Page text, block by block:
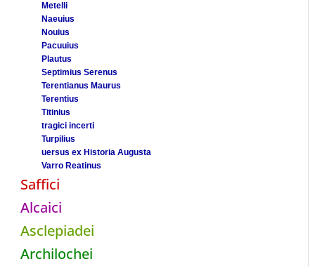
Metelli
Naeuius
Nouius
Pacuuius
Plautus
Septimius Serenus
Terentianus Maurus
Terentius
Titinius
tragici incerti
Turpilius
uersus ex Historia Augusta
Varro Reatinus
Saffici
Alcaici
Asclepiadei
Archilochei